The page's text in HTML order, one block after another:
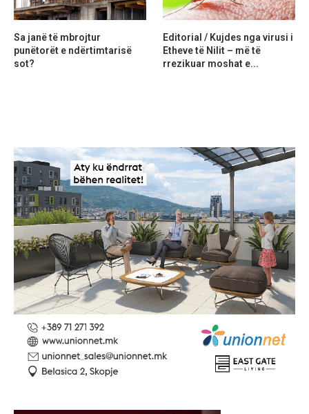
Sa janë të mbrojtur
punëtorët e ndërtimtarisë
sot?
Editorial / Kujdes nga virusi i
Etheve të Nilit – më të
rrezikuar moshat e...